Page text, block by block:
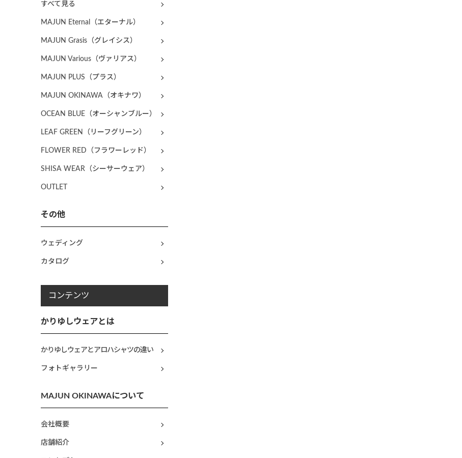
すべて見る
MAJUN Eternal（エターナル）
MAJUN Grasis（グレイシス）
MAJUN Various（ヴァリアス）
MAJUN PLUS（プラス）
MAJUN OKINAWA（オキナワ）
OCEAN BLUE（オーシャンブルー）
LEAF GREEN（リーフグリーン）
FLOWER RED（フラワーレッド）
SHISA WEAR（シーサーウェア）
OUTLET
その他
ウェディング
カタログ
コンテンツ
かりゆしウェアとは
かりゆしウェアとアロハシャツの違い
フォトギャラリー
MAJUN OKINAWAについて
会社概要
店舗紹介